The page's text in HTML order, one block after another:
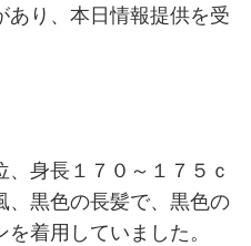
あり、本日情報提供を受
身長１７０～１７５ｃ
、黒色の長髪で、黒色の
着用していました。